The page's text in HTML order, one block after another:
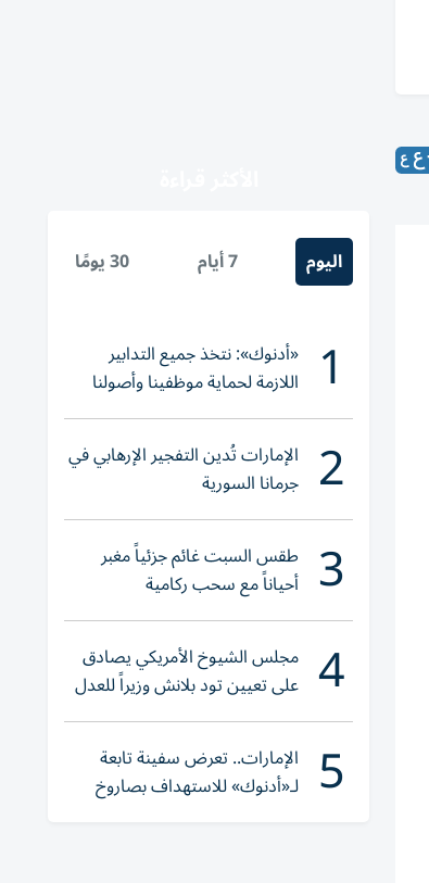
اليوم 7 أيام 30 يومًا
1 «أدنوك»: نتخذ جميع التدابير
اللازمة لحماية موظفينا وأصولنا
وعملياتنا
2 الإمارات تُدين التفجير الإرهابي في
جرمانا السورية
3 طقس السبت غائم جزئياً مغبر
أحياناً مع سحب ركامية
4 مجلس الشيوخ الأمريكي يصادق
على تعيين تود بلانش وزيراً للعدل
5 الإمارات.. تعرض سفينة تابعة
لـ«أدنوك» للاستهداف بصاروخ